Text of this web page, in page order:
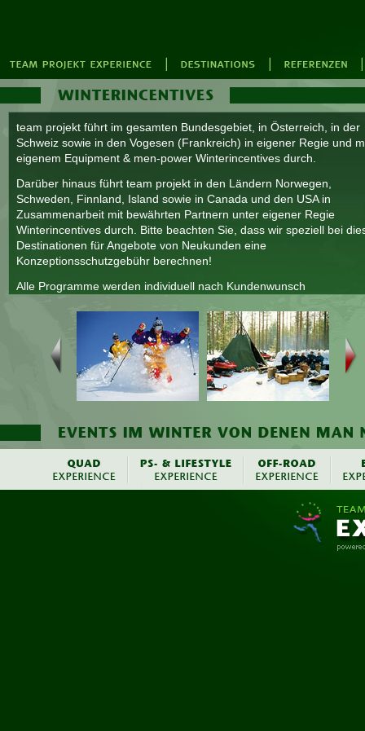
team projekt führt im gesamten Bundesgebiet, in Österreich, in der
Schweiz sowie in den Vogesen (Frankreich) in eigener Regie und
eigenem Equipment & men-power Winterincentives durch.
Darüber hinaus führt team projekt in den Ländern Norwegen,
Schweden, Finnland, Island sowie in Canada und den USA in
Zusammenarbeit mit bewährten Partnern unter eigener Regie
Winterincentives durch. Bitte beachten Sie, dass wir speziell bei
Destinationen für Angebote von Neukunden eine
Konzeptionsschutzgebühr berechnen!
Alle Programme werden individuell nach Kundenwunsch
Ausführliche Infos zum Thema Winter-Incentives und
Rahmenprogramme im Winter finden Sie unter
www.winterrahmenprogramme.deundwww.schneeschuh-